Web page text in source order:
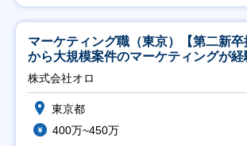
マーケティング職（東京）【第二新
から大規模案件のマーケティングが
修充実】
株式会社オロ
東京都
400万~450万